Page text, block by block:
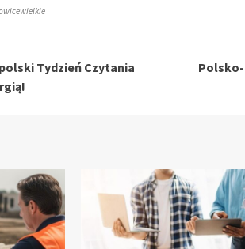
Tydzień Czytania